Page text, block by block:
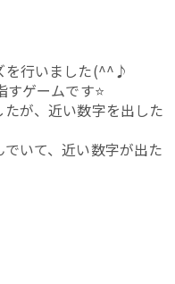
を行いました(^^♪
ゲームです⭐
が、近い数字を出した
いて、近い数字が出た